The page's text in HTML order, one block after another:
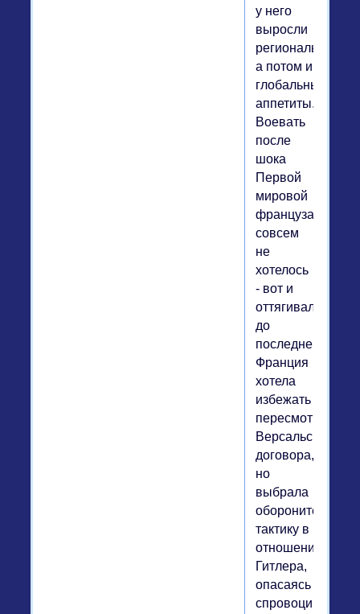
у него
выросли
региональные,
а потом и
глобальные
аппетиты.
Воевать
после
шока
Первой
мировой
французам
совсем
не
хотелось
- вот и
оттягивали
до
последнего.
Франция
хотела
избежать
пересмотра
Версальского
договора,
но
выбрала
оборонительную
тактику в
отношении
Гитлера,
опасаясь
спровоцировать